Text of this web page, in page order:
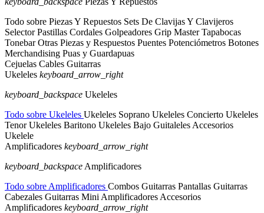
Todo sobre Piezas Y Repuestos Sets De Clavijas Y Clavijeros
Selector Pastillas Cordales Golpeadores Grip MasterTapabocas
TonebarOtras Piezas y Respuestos Puentes Potenciómetros Botones
Merchandising Puas y Guardapuas
Cejuelas Cables Guitarras
Ukeleles keyboard_arrow_right
keyboard_backspace Ukeleles
Todo sobre Ukeleles Ukeleles Soprano Ukeleles Concierto Ukeleles
TenorUkeleles Baritono Ukeleles Bajo Guitaleles Accesorios
Ukelele
Amplificadores keyboard_arrow_right
keyboard_backspace Amplificadores
Todo sobre Amplificadores Combos Guitarras Pantallas Guitarras
Cabezales Guitarras Mini Amplificadores Accesorios
Amplificadores keyboard_arrow_right